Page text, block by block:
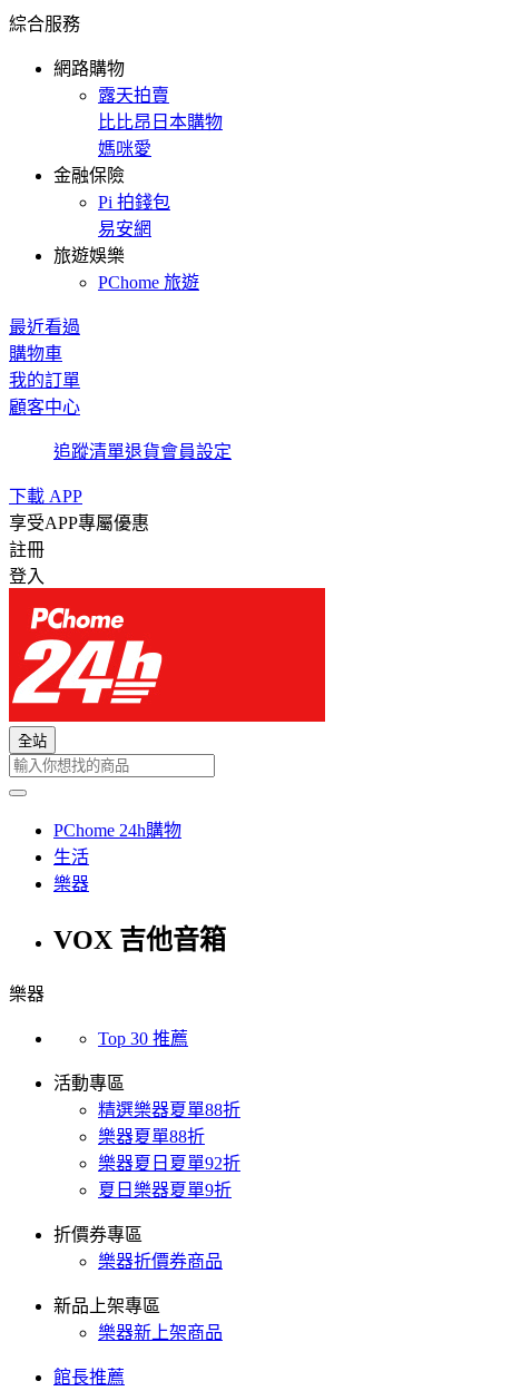
綜合服務
網路購物
露天拍賣
比比昂日本購物
媽咪愛
金融保險
Pi 拍錢包
易安網
旅遊娛樂
PChome 旅遊
最近看過
購物車
我的訂單
顧客中心
追蹤清單退貨會員設定
下載 APP
享受APP專屬優惠
註冊
登入
全站
PChome 24h購物
生活
樂器
VOX 吉他音箱
樂器
Top 30 推薦
活動專區
精選樂器夏單88折
樂器夏單88折
樂器夏日夏單92折
夏日樂器夏單9折
折價券專區
樂器折價券商品
新品上架專區
樂器新上架商品
館長推薦